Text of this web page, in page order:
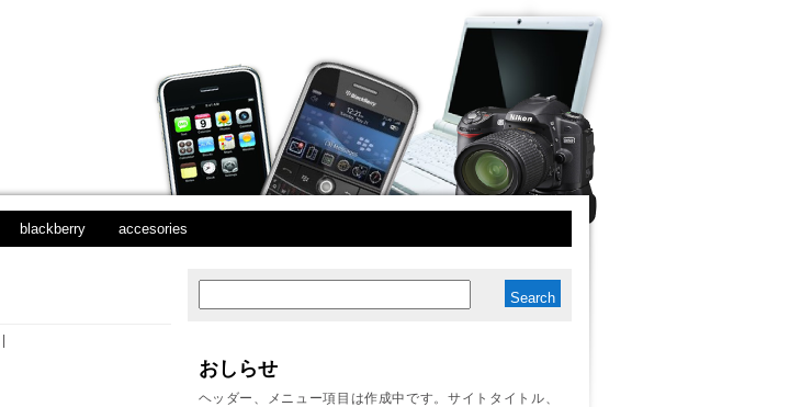
blackberry accesories
おしらせ
ヘッダー、メニュー項目は作成中です。サイトタイトル、